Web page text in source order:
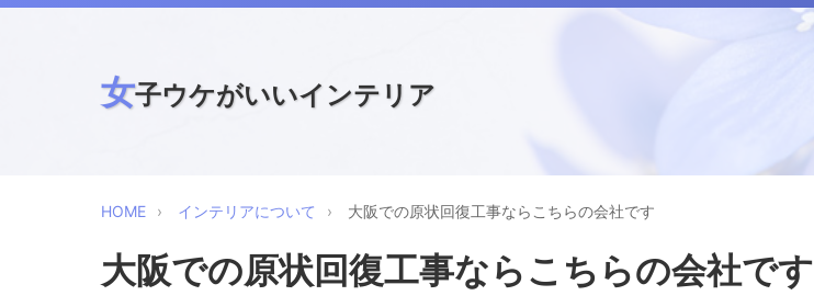
女子ウケがいいインテリア
HOME インテリアについて 大阪での原状回復工事ならこちらの会社です
大阪での原状回復工事ならこちらの会社です